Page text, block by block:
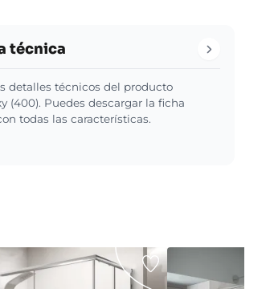
técnica
detalles técnicos del producto
(400). Puedes descargar la ficha
todas las características.